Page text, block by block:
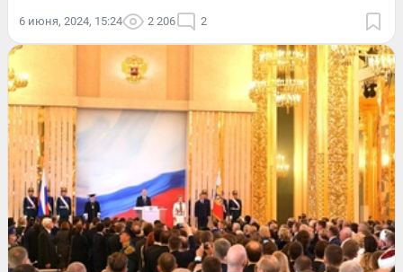
6 июня, 2024, 15:24 2 206 2